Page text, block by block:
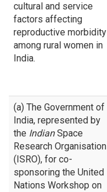
cultural and service
factors affecting
reproductive morbidity
among rural women in
India.
(a) The Government of
India, represented by
the IndianSpace
Research Organisation
(ISRO), for co-
sponsoring the United
Nations Workshop on